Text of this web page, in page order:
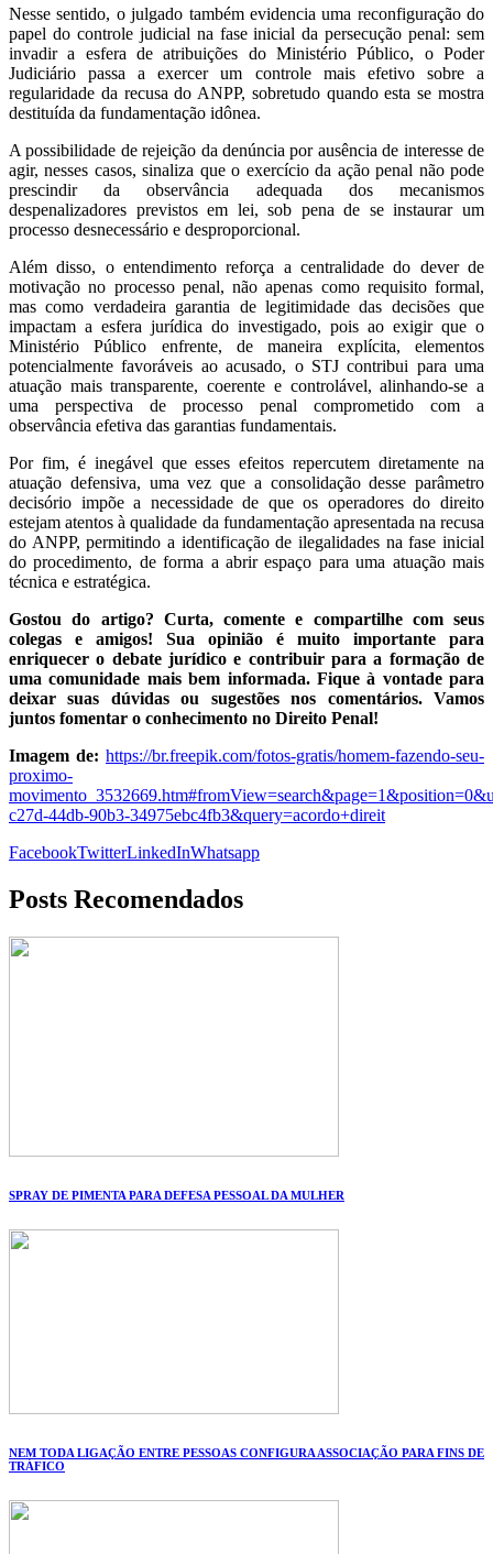
Nesse sentido, o julgado também evidencia uma reconfiguração do
papel do controle judicial na fase inicial da persecução penal: sem
invadir a esfera de atribuições do Ministério Público, o Poder
Judiciário passa a exercer um controle mais efetivo sobre a
regularidade da recusa do ANPP, sobretudo quando esta se mostra
destituída da fundamentação idônea.
A possibilidade de rejeição da denúncia por ausência de interesse de
agir, nesses casos, sinaliza que o exercício da ação penal não pode
prescindir da observância adequada dos mecanismos
despenalizadores previstos em lei, sob pena de se instaurar um
processo desnecessário e desproporcional.
Além disso, o entendimento reforça a centralidade do dever de
motivação no processo penal, não apenas como requisito formal,
mas como verdadeira garantia de legitimidade das decisões que
impactam a esfera jurídica do investigado, pois ao exigir que o
Ministério Público enfrente, de maneira explícita, elementos
potencialmente favoráveis ao acusado, o STJ contribui para uma
atuação mais transparente, coerente e controlável, alinhando-se a
uma perspectiva de processo penal comprometido com a
observância efetiva das garantias fundamentais.
Por fim, é inegável que esses efeitos repercutem diretamente na
atuação defensiva, uma vez que a consolidação desse parâmetro
decisório impõe a necessidade de que os operadores do direito
estejam atentos à qualidade da fundamentação apresentada na recusa
do ANPP, permitindo a identificação de ilegalidades na fase inicial
do procedimento, de forma a abrir espaço para uma atuação mais
técnica e estratégica.
Gostou do artigo? Curta, comente e compartilhe com seus
colegas e amigos! Sua opinião é muito importante para
enriquecer o debate jurídico e contribuir para a formação de
uma comunidade mais bem informada. Fique à vontade para
deixar suas dúvidas ou sugestões nos comentários. Vamos
juntos fomentar o conhecimento no Direito Penal!
Imagem de: https://br.freepik.com/fotos-gratis/homem-fazendo-seu-
proximo-
c27d-44db-90b3-34975ebc4fb3&query=acordo+direit
FacebookTwitterLinkedInWhatsapp
Posts Recomendados
SPRAY DE PIMENTA PARA DEFESA PESSOAL DA MULHER
NEM TODA LIGAÇÃO ENTRE PESSOAS CONFIGURA ASSOCIAÇÃO PARA FINS DE
TRÁFICO